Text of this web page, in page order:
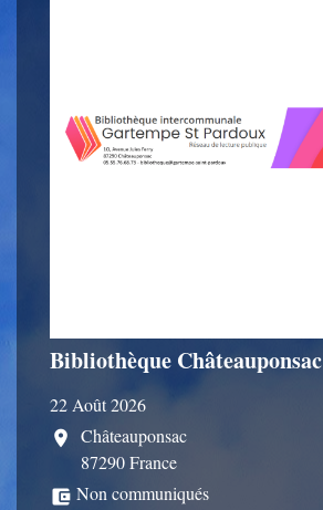
Bibliothèque Châteauponsac
22 Août 2026
location_on Châteauponsac
87290 France
account_balance_wallet Non communiqués